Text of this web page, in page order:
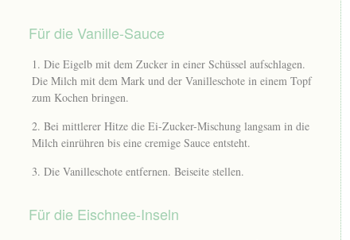
Für die Vanille-Sauce
Die Eigelb mit dem Zucker in einer Schüssel aufschlagen.
Die Milch mit dem Mark und der Vanilleschote in einem Topf
zum Kochen bringen.
Bei mittlerer Hitze die Ei-Zucker-Mischung langsam in die
Milch einrühren bis eine cremige Sauce entsteht.
Die Vanilleschote entfernen. Beiseite stellen.
Für die Eischnee-Inseln